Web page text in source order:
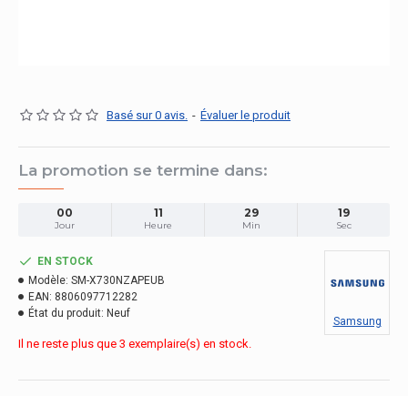
Basé sur 0 avis. - Évaluer le produit
La promotion se termine dans:
00
Jour
11
Heure
29
Min
18
Sec
EN STOCK
Modèle: SM-X730NZAPEUB
EAN: 8806097712282
État du produit: Neuf
Samsung
Il ne reste plus que 3 exemplaire(s) en stock.